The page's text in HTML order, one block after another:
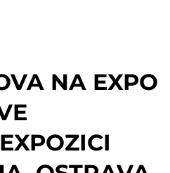
NA EXPO